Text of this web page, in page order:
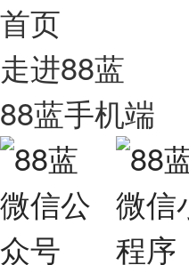
首页
走进88蓝
88蓝手机端